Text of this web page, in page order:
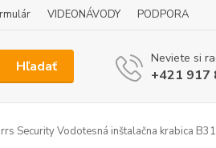
VIDEONÁVODY PODPORA
Hľadať Neviete si
+421 917
Security Vodotesná inštalačna krabica